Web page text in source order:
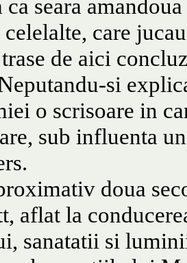
ca seara
care
de aici
si
o scrisoare in
sub influenta
doua
aflat la
sanatatii si